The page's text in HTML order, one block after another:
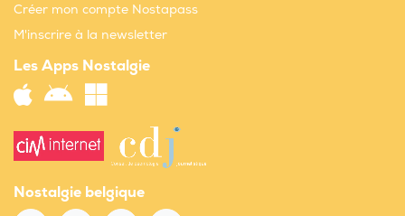
Créer mon compte Nostapass
M'inscrire à la newsletter
Les Apps Nostalgie
Nostalgie belgique